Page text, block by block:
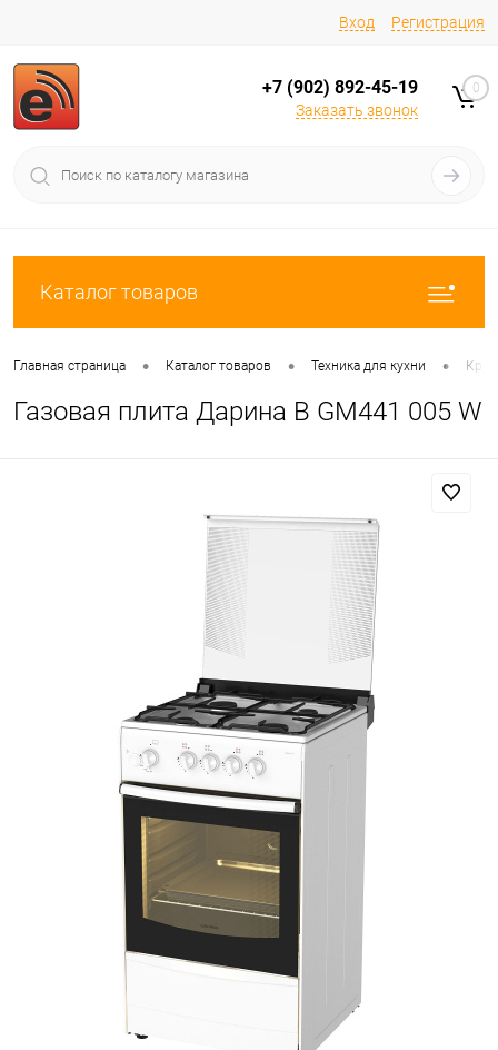
Вход Регистрация
+7 (902) 892-45-19
Заказать звонок
0
Каталог товаров
Главная страница • Каталог товаров • Техника для кухни •
Газовая плита Дарина B GM441 005 W